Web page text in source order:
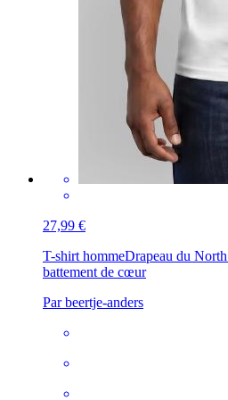
27,99 €
T-shirt hommeDrapeau du
battement de cœur
Par beertje-anders